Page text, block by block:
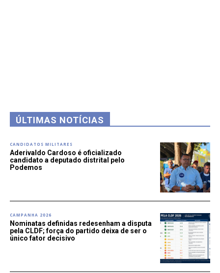
ÚLTIMAS NOTÍCIAS
CANDIDATOS MILITARES
Aderivaldo Cardoso é oficializado
candidato a deputado distrital pelo
Podemos
CAMPANHA 2026
Nominatas definidas redesenham a disputa
pela CLDF; força do partido deixa de ser o
único fator decisivo